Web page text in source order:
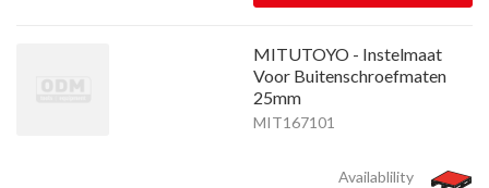
MITUTOYO - Instelmaat
Voor Buitenschroefmaten
25mm
MIT167101
Availablility